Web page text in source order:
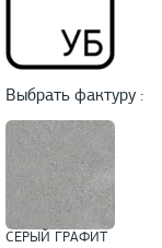
Выбрать фактуру :
СЕРЫЙ ГРАФИТ